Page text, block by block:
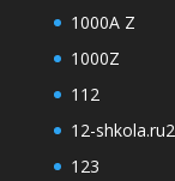
1000A Z
1000Z
112
12-shkola.ru2
123